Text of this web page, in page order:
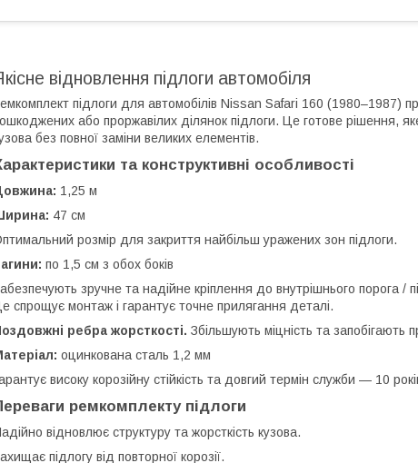
відновлення підлоги автомобіля
підлоги для автомобілів Nissan Safari 160 (1980–1987)
або проржавілих ділянок підлоги. Це готове рішення,
без повної заміни великих елементів.
та конструктивні особливості
1,25 м
47 см
розмір для закриття найбільш уражених зон підлоги.
по 1,5 см з обох боків
зручне та надійне кріплення до внутрішнього порога
спрощує монтаж і гарантує точне прилягання деталі.
ребра жорсткості. Збільшують міцність та запобігають
оцинкована сталь 1,2 мм
високу корозійну стійкість та довгий термін служби — 10
ремкомплекту підлоги
відновлює структуру та жорсткість кузова.
підлогу від повторної корозії.